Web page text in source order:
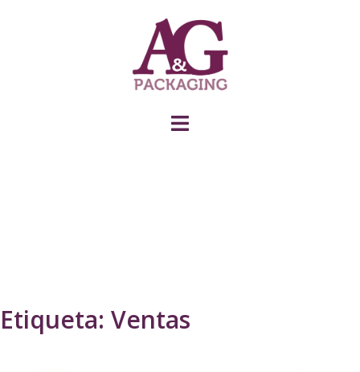
Etiqueta: Ventas